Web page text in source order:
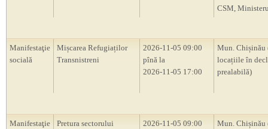
CSM,
Manifestaţie
socială
Mișcarea Refugiaților
Transnistreni
2026-11-05 09:00
pînă la
2026-11-05 17:00
Mun. Chișinău
locațiile în
prealabilă)
Manifestaţie
Pretura sectorului
2026-11-05 09:00
Mun. Chișinău